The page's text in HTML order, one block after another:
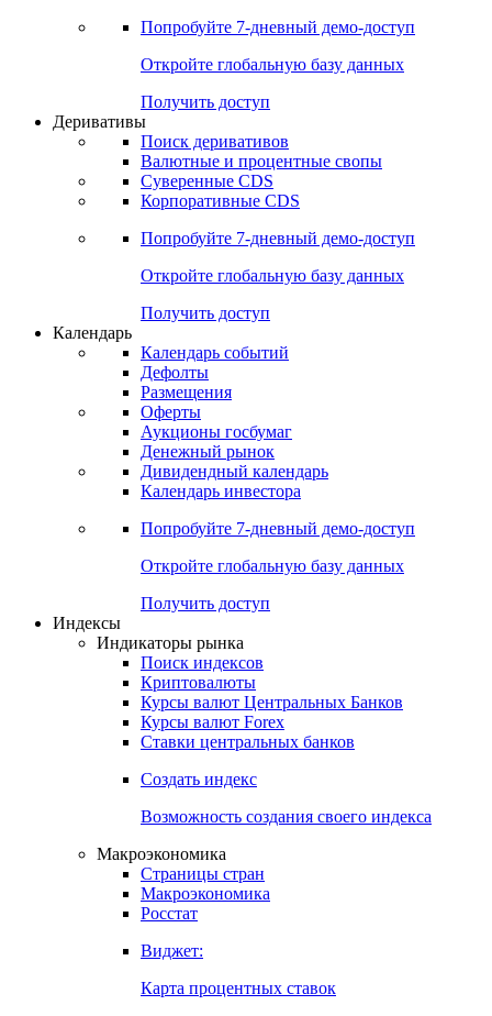
Попробуйте 7-дневный демо-доступ
Откройте глобальную базу данных
Получить доступ
Деривативы
Поиск деривативов
Валютные и процентные свопы
Суверенные CDS
Корпоративные CDS
Попробуйте 7-дневный демо-доступ
Откройте глобальную базу данных
Получить доступ
Календарь
Календарь событий
Дефолты
Размещения
Оферты
Аукционы госбумаг
Денежный рынок
Дивидендный календарь
Календарь инвестора
Попробуйте 7-дневный демо-доступ
Откройте глобальную базу данных
Получить доступ
Индексы
Индикаторы рынка
Поиск индексов
Криптовалюты
Курсы валют Центральных Банков
Курсы валют Forex
Ставки центральных банков
Создать индекс
Возможность создания своего индекса
Макроэкономика
Страницы стран
Макроэкономика
Росстат
Виджет:
Карта процентных ставок